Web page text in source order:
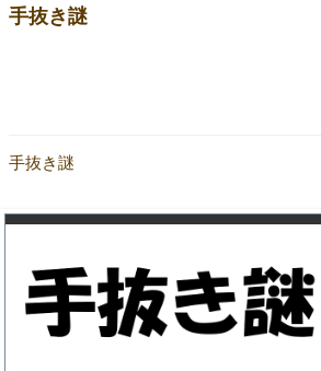
手抜き謎
手抜き謎